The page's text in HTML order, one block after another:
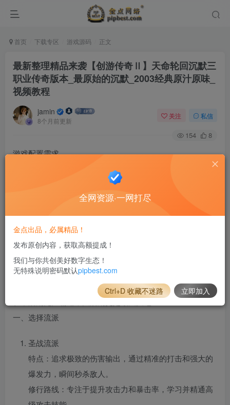
首页 下载专区 游戏源码 正文
最新整理精品来袭【创游传奇Ⅱ】天命轮回沉默三
职业传奇版本_最原始的沉默_2003经典原汁原味_
视频教程
jamin
8个月前更新
关注 私信
154 8
游戏配置需求
【支持系统】： win7、win10、win11
【显卡】： 集成显卡
【工具】：带GM工具
传奇游戏攻略：追求极致攻击的修行之路
在传奇的世界中，每一位勇士都渴望成为玛法大陆的霸主。
本文将为你指引一条追求极致攻击的修行路线，让你的角色
一、选择流派
圣战流派
特点：追求极致的伤害输出，通过精准的打击和强大的
爆发力，瞬间秒杀敌人。
修行路线：专注于提升攻击力和暴击率，学习并精通高
全网资源·一网打尽
金点出品，必属精品！
发布原创内容，获取高额提成！
我们与你共创美好数字生态！
无特殊说明密码默认pipbest.com
Ctrl+D 收藏不迷路 立即加入